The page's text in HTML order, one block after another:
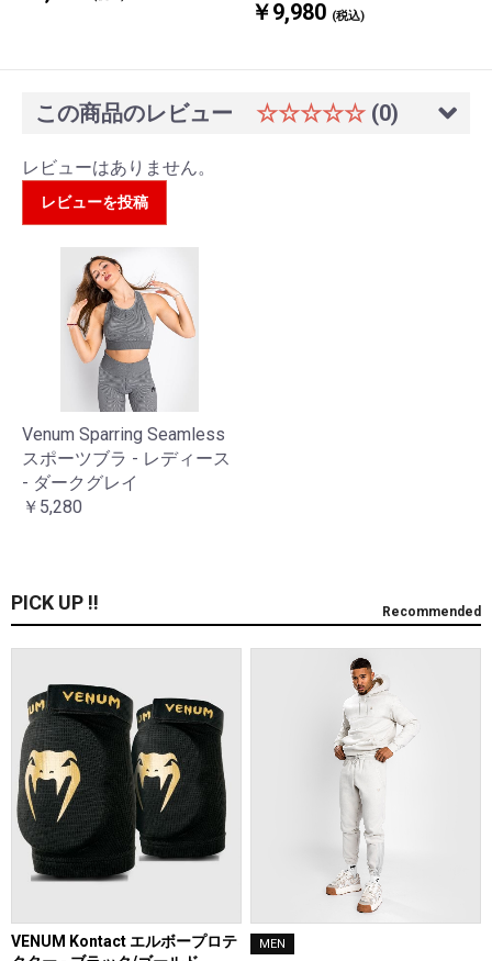
￥9,980 (税込)
この商品のレビュー ☆☆☆☆☆ (0)
レビューはありません。
レビューを投稿
Venum Sparring Seamless
スポーツブラ - レディース
- ダークグレイ
￥5,280
PICK UP !! Recommended
VENUM Kontact エルボープロテ
MEN